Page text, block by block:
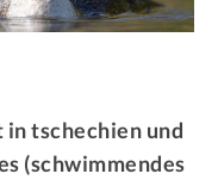
tschechien und
(schwimmendes